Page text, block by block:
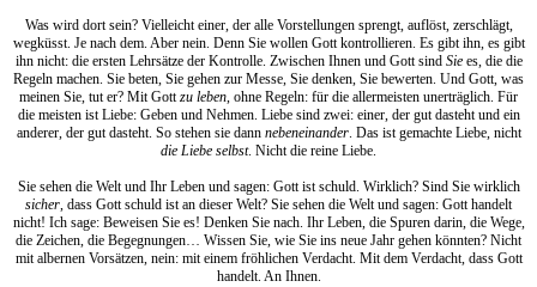
Was wird dort sein? Vielleicht einer, der alle Vorstellungen sprengt, auflöst, zerschlägt,
wegküsst. Je nach dem. Aber nein. Denn Sie wollen Gott kontrollieren. Es gibt ihn, es gibt
ihn nicht: die ersten Lehrsätze der Kontrolle. Zwischen Ihnen und Gott sind Siees, die die
Regeln machen. Sie beten, Sie gehen zur Messe, Sie denken, Sie bewerten. Und Gott, was
meinen Sie, tut er? Mit Gottzu leben, ohne Regeln: für die allermeisten unerträglich. Für
die meisten ist Liebe: Geben und Nehmen. Liebe sind zwei: einer, der gut dasteht und ein
anderer, der gut dasteht. So stehen sie dann nebeneinander. Das ist gemachte Liebe, nicht
die Liebe selbst. Nicht die reine Liebe.
Sie sehen die Welt und Ihr Leben und sagen: Gott ist schuld. Wirklich? Sind Sie wirklich
sicher, dass Gott schuld ist an dieser Welt? Sie sehen die Welt und sagen: Gott handelt
nicht! Ich sage: Beweisen Sie es! Denken Sie nach. Ihr Leben, die Spuren darin, die Wege,
die Zeichen, die Begegnungen… Wissen Sie, wie Sie ins neue Jahr gehen könnten? Nicht
mit albernen Vorsätzen, nein: mit einem fröhlichen Verdacht. Mit dem Verdacht, dass Gott
handelt. An Ihnen.